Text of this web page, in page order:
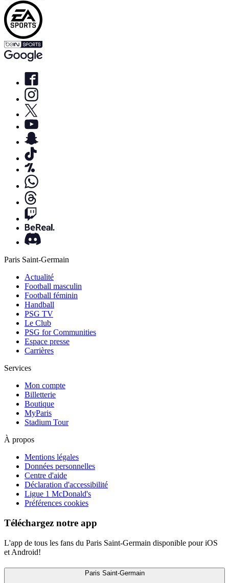
Paris Saint-Germain
Actualité
Football masculin
Football féminin
Handball
PSG TV
Le Club
PSG for Communities
Espace presse
Carrières
Services
Mon compte
Billetterie
Boutique
MyParis
Stadium Tour
À propos
Mentions légales
Données personnelles
Centre d'aide
Déclaration d'accessibilité
Ligue 1 McDonald's
Préférences cookies
Téléchargez notre app
L'app de tous les fans du Paris Saint-Germain disponible pour iOS
et Android!
Paris Saint-Germain